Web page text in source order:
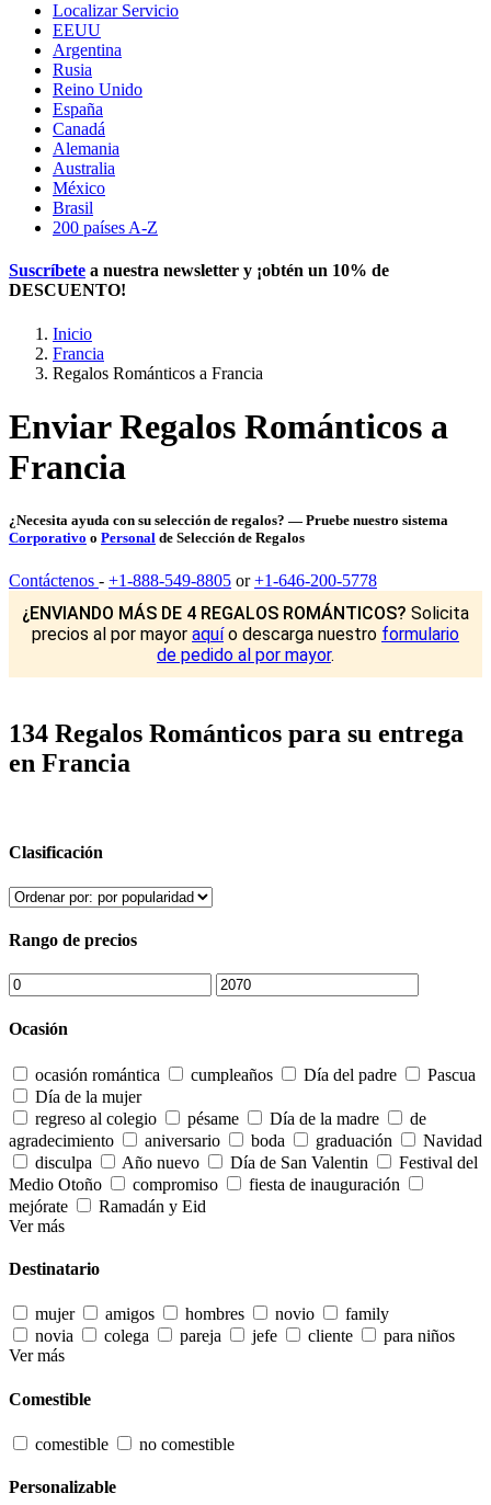
Localizar Servicio
EEUU
Argentina
Rusia
Reino Unido
España
Canadá
Alemania
Australia
México
Brasil
200 países A-Z
Suscríbete a nuestra newsletter y ¡obtén un 10% de
DESCUENTO!
Inicio
Francia
Regalos Románticos a Francia
Enviar Regalos Románticos a
Francia
¿Necesita ayuda con su selección de regalos? — Pruebe nuestro sistema
Corporativo o Personal de Selección de Regalos
Contáctenos - +1-888-549-8805 or+1-646-200-5778
¿ENVIANDO MÁS DE 4 REGALOS ROMÁNTICOS? Solicita
precios al por mayor aquío descarga nuestro formulario
de pedido al por mayor.
134 Regalos Románticos para su entrega
en Francia
Clasificación
Rango de precios
Ocasión
ocasión romántica cumpleaños Día del padre
Pascua
Día de la mujer
regreso al colegio
pésame Día de la madre
de
agradecimiento
aniversario boda graduación
Navidad
disculpa
Año nuevo Día de San Valentin
Festival del
Medio Otoño
compromiso
fiesta de inauguración
mejórate
Ramadán y Eid
Ver más
Destinatario
mujer amigos hombres novio
family
novia
colega pareja jefe cliente
para niños
Ver más
Comestible
comestible no comestible
Personalizable